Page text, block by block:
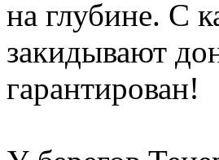
на глубине. С
закидывают
гарантирован!